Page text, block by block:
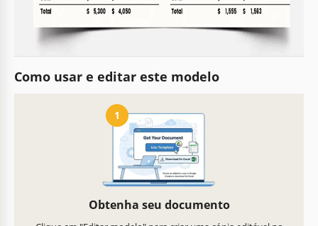
Sim, inclui uma seção para metas de economia.
Como usar e editar este modelo
1
Obtenha seu documento